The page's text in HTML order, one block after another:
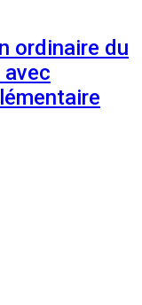
ordinaire du
avec